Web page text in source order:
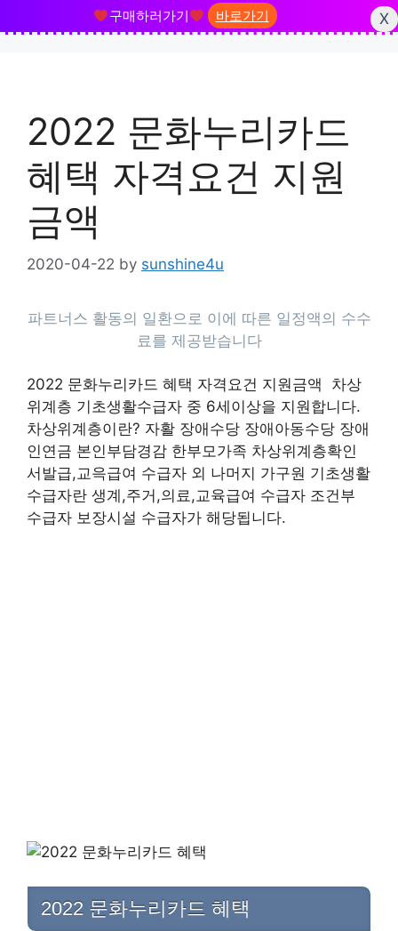
구매하러가기 바로가기
X
2022 문화누리카드
혜택 자격요건 지원
금액
2020-04-22 by sunshine4u
2022 문화누리카드 혜택 자격요건 지원금액 차상
위계층 기초생활수급자 중 6세이상을 지원합니다.
차상위계층이란? 자활 장애수당 장애아동수당 장애
인연금 본인부담경감 한부모가족 차상위계층확인
서발급,교윽급여 수급자 외 나머지 가구원 기초생활
수급자란 생계,주거,의료,교육급여 수급자 조건부
수급자 보장시설 수급자가 해당됩니다.
2022 문화누리카드 혜택